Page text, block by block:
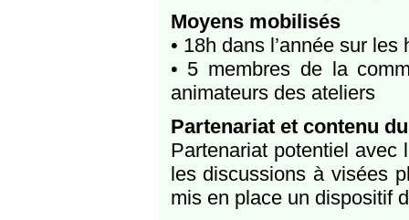
Moyens mobilisés
• 18h dans l’année sur
• 5 membres de la
animateurs des ateliers
Partenariat et contenu
Partenariat potentiel avec
les discussions à visées
mis en place un dispositif